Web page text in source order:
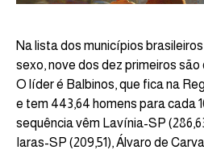
Na lista dos municípios
sexo, nove dos dez primeiros
O líder é Balbinos, que fica na
e tem 443,64 homens para cada
sequência vêm Lavínia-SP
Iaras-SP (209,51), Álvaro de